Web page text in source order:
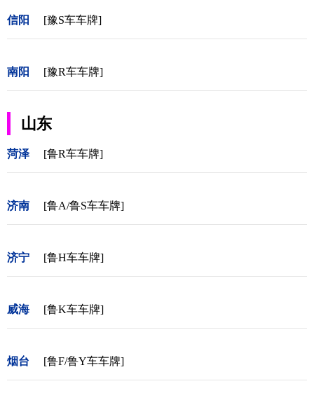
信阳 [豫S车车牌]
南阳 [豫R车车牌]
山东
菏泽 [鲁R车车牌]
济南 [鲁A/鲁S车车牌]
济宁 [鲁H车车牌]
威海 [鲁K车车牌]
烟台 [鲁F/鲁Y车车牌]